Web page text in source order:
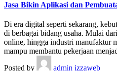
Jasa Bikin Aplikasi dan
Di era digital seperti sekarang,
di berbagai bidang usaha. Mulai
online, hingga industri manufaktur
mampu membantu pekerjaan
Posted by
admin izzaweb